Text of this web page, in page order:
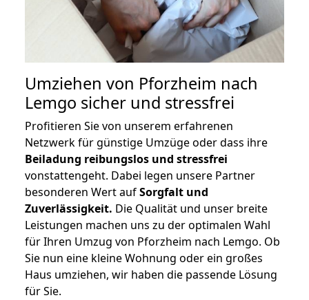
Umziehen von Pforzheim nach
Lemgo sicher und stressfrei
Profitieren Sie von unserem erfahrenen
Netzwerk für günstige Umzüge oder dass ihre
Beiladung reibungslos und stressfrei
vonstattengeht. Dabei legen unsere Partner
besonderen Wert aufSorgfalt und
Zuverlässigkeit. Die Qualität und unser breite
Leistungen machen uns zu der optimalen Wahl
für Ihren Umzug von Pforzheim nach Lemgo. Ob
Sie nun eine kleine Wohnung oder ein großes
Haus umziehen, wir haben die passende Lösung
für Sie.